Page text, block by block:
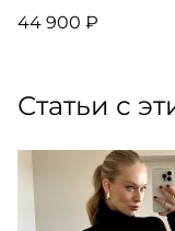
44 900 ₽
Статьи с